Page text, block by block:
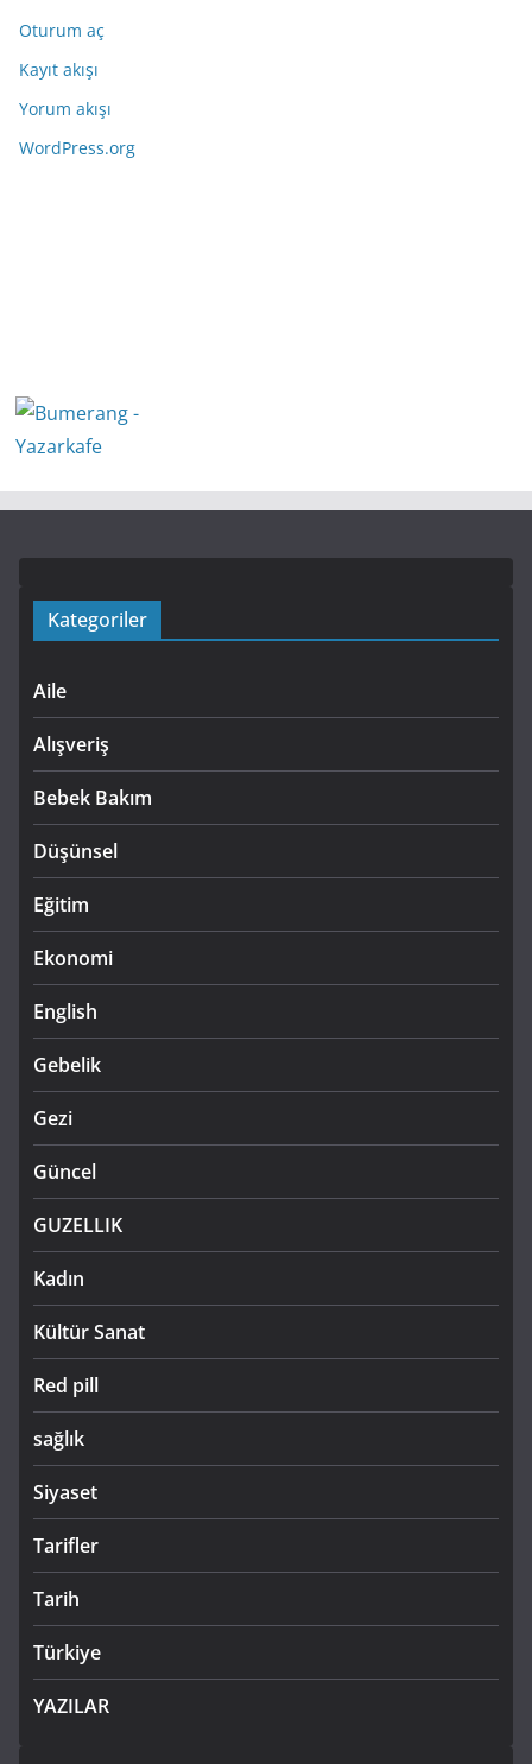
Oturum aç
Kayıt akışı
Yorum akışı
WordPress.org
Kategoriler
Aile
Alışveriş
Bebek Bakım
Düşünsel
Eğitim
Ekonomi
English
Gebelik
Gezi
Güncel
GUZELLIK
Kadın
Kültür Sanat
Red pill
sağlık
Siyaset
Tarifler
Tarih
Türkiye
YAZILAR